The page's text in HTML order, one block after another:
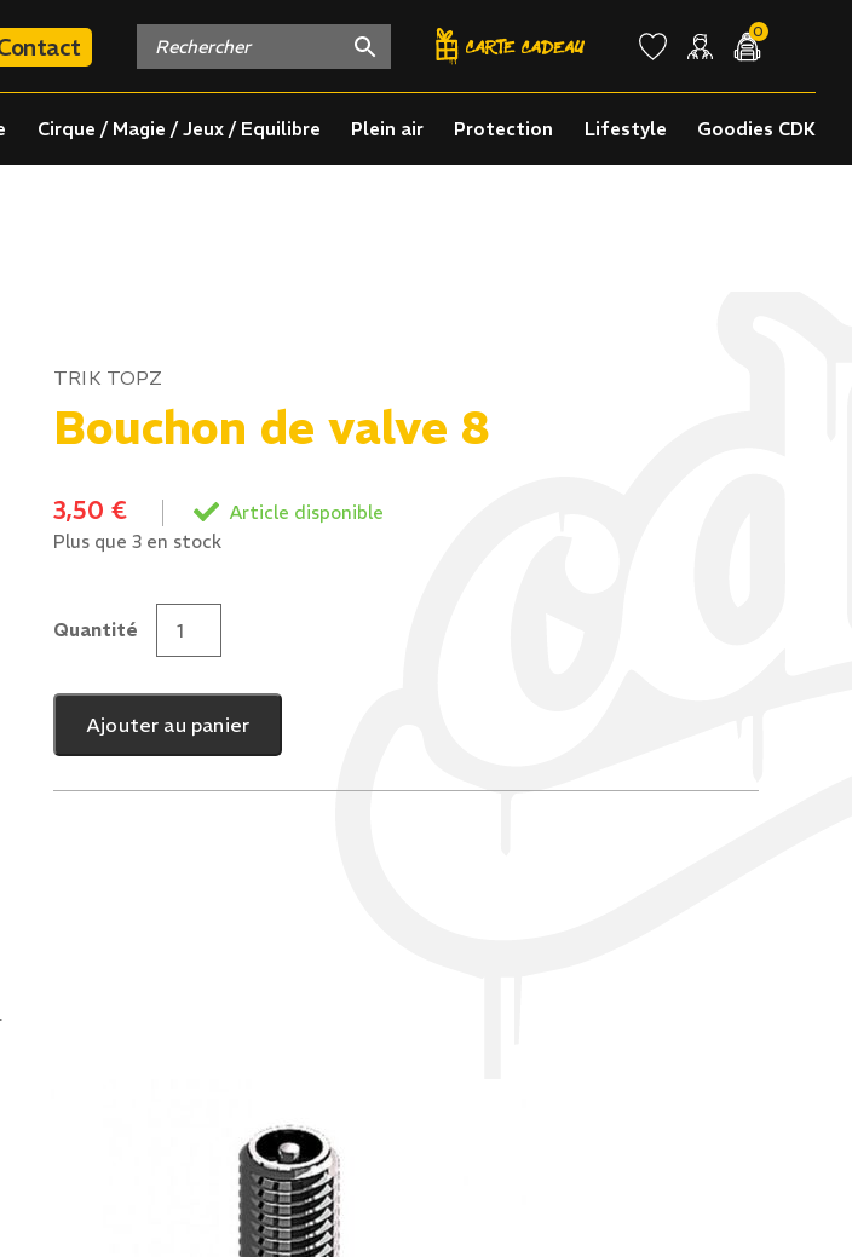
0
Cirque / Magie / Jeux / Equilibre Plein air Protection Lifestyle Goodies CDK
TRIK TOPZ
Bouchon de valve 8
3,50 € Article disponible
Plus que 3 en stock
Quantité
quantité
Bouchon
valve
8
Ajouter au panier